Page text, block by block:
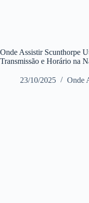
Onde Assistir Scunthorpe
Transmissão e Horário na
23/10/2025 Onde